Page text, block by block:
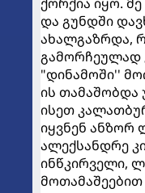
და გუნდში
ახალგაზრდა,
გამორჩეულად
"დინამოში''
ის
ისეთ
იყვნენ ანზორ
ალექსანდრე
ინწკირველი,